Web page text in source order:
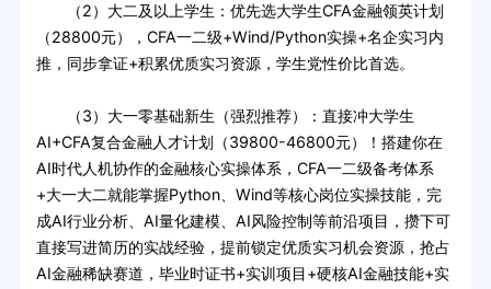
（2）大二及以上学生：优先选大学生CFA金融领英计划
（28800元），CFA一二级+Wind/Python实操+名企实习内
推，同步拿证+积累优质实习资源，学生党性价比首选。
（3）大一零基础新生（强烈推荐）：直接冲大学生
AI+CFA复合金融人才计划（39800-46800元）！搭建你在
AI时代人机协作的金融核心实操体系，CFA一二级备考体系
+大一大二就能掌握Python、Wind等核心岗位实操技能，完
成AI行业分析、AI量化建模、AI风险控制等前沿项目，攒下可
直接写进简历的实战经验，提前锁定优质实习机会资源，抢占
AI金融稀缺赛道，毕业时证书+实训项目+硬核AI金融技能+实